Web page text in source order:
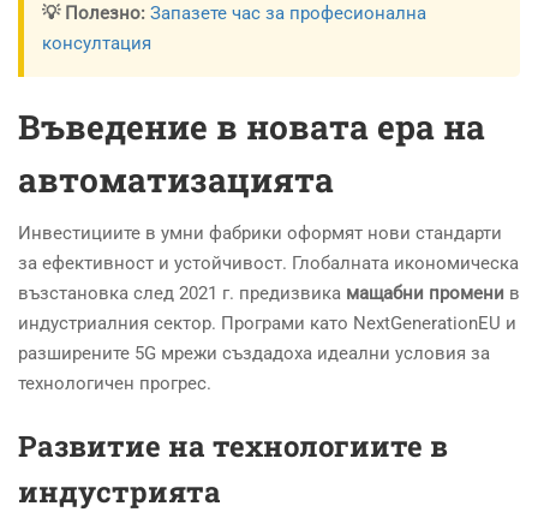
💡 Полезно: Запазете час за професионална
консултация
Въведение в новата ера на
автоматизацията
Инвестициите в умни фабрики оформят нови стандарти
за ефективност и устойчивост. Глобалната икономическа
възстановка след 2021 г. предизвика мащабни промени в
индустриалния сектор. Програми като NextGenerationEU и
разширените 5G мрежи създадоха идеални условия за
технологичен прогрес.
Развитие на технологиите в
индустрията